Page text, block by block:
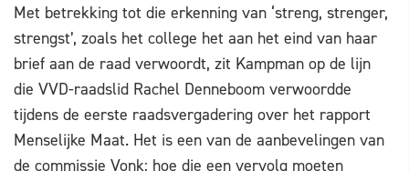
Met betrekking tot die erkenning van ‘streng, strenger,
strengst’, zoals het college het aan het eind van haar
brief aan de raad verwoordt, zit Kampman op de lijn
die VVD-raadslid Rachel Denneboom verwoordde
tijdens de eerste raadsvergadering over het rapport
Menselijke Maat. Het is een van de aanbevelingen van
de commissie Vonk; hoe die een vervolg moeten